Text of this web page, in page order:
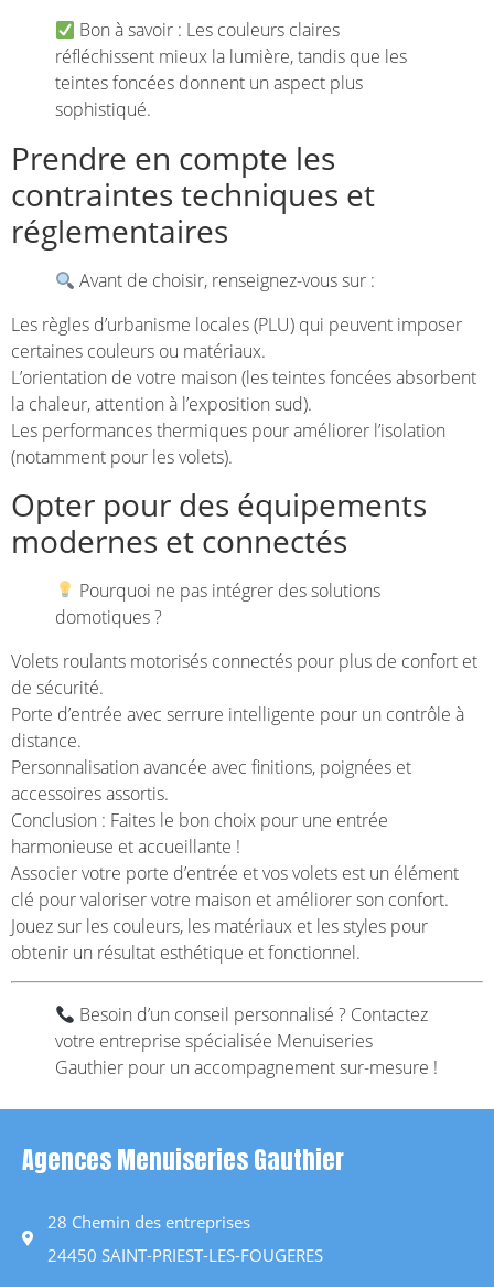
Bon à savoir : Les couleurs claires
réfléchissent mieux la lumière, tandis que les
teintes foncées donnent un aspect plus
sophistiqué.
Prendre en compte les
contraintes techniques et
réglementaires
Avant de choisir, renseignez-vous sur :
Les règles d’urbanisme locales (PLU) qui peuvent imposer
certaines couleurs ou matériaux.
L’orientation de votre maison (les teintes foncées absorbent
la chaleur, attention à l’exposition sud).
Les performances thermiques pour améliorer l’isolation
(notamment pour les volets).
Opter pour des équipements
modernes et connectés
Pourquoi ne pas intégrer des solutions
domotiques ?
Volets roulants motorisés connectés pour plus de confort et
de sécurité.
Porte d’entrée avec serrure intelligente pour un contrôle à
distance.
Personnalisation avancée avec finitions, poignées et
accessoires assortis.
Conclusion : Faites le bon choix pour une entrée
harmonieuse et accueillante !
Associer votre porte d’entrée et vos volets est un élément
clé pour valoriser votre maison et améliorer son confort.
Jouez sur les couleurs, les matériaux et les styles pour
obtenir un résultat esthétique et fonctionnel.
Besoin d’un conseil personnalisé ? Contactez
votre entreprise spécialisée Menuiseries
Gauthier pour un accompagnement sur-mesure !
Agences Menuiseries Gauthier
28 Chemin des entreprises
24450 SAINT-PRIEST-LES-FOUGERES